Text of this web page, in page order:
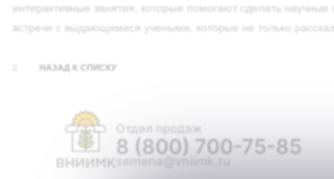
интерактивные занятия, которые помогают сделать
встречи с выдающимися учеными, которые не только
НАЗАД К СПИСКУ
Отдел продаж
8 (800) 700-75-85
semena@vniimk.ru